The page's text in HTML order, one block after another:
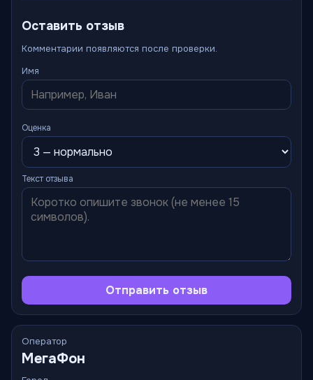
Оставить отзыв
Комментарии появляются после проверки.
Имя
Оценка
Текст отзыва
Отправить отзыв
Оператор
МегаФон